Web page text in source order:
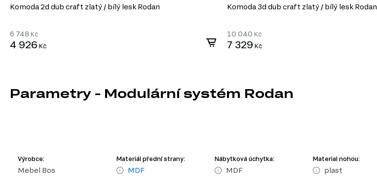
Komoda 2d dub craft zlatý / bílý lesk Rodan
6 748 Kč
4 926 Kč
Komoda 3d dub craft zlatý / bílý lesk Rodan
10 040 Kč
7 329 Kč
Parametry - Modulární systém Rodan
Výrobce:
Mebel Bos
Materiál přední strany:
MDF
Nábytková úchytka:
MDF
Material nohou:
plast